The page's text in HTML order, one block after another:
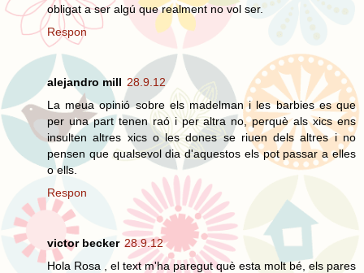
obligat a ser algú que realment no vol ser.
Respon
alejandro mill 28.9.12
La meua opinió sobre els madelman i les barbies es que
per una part tenen raó i per altra no, perquè als xics ens
insulten altres xics o les dones se riuen dels altres i no
pensen que qualsevol dia d'aquestos els pot passar a elles
o ells.
Respon
victor becker 28.9.12
Hola Rosa , el text m'ha paregut què esta molt bé, els pares